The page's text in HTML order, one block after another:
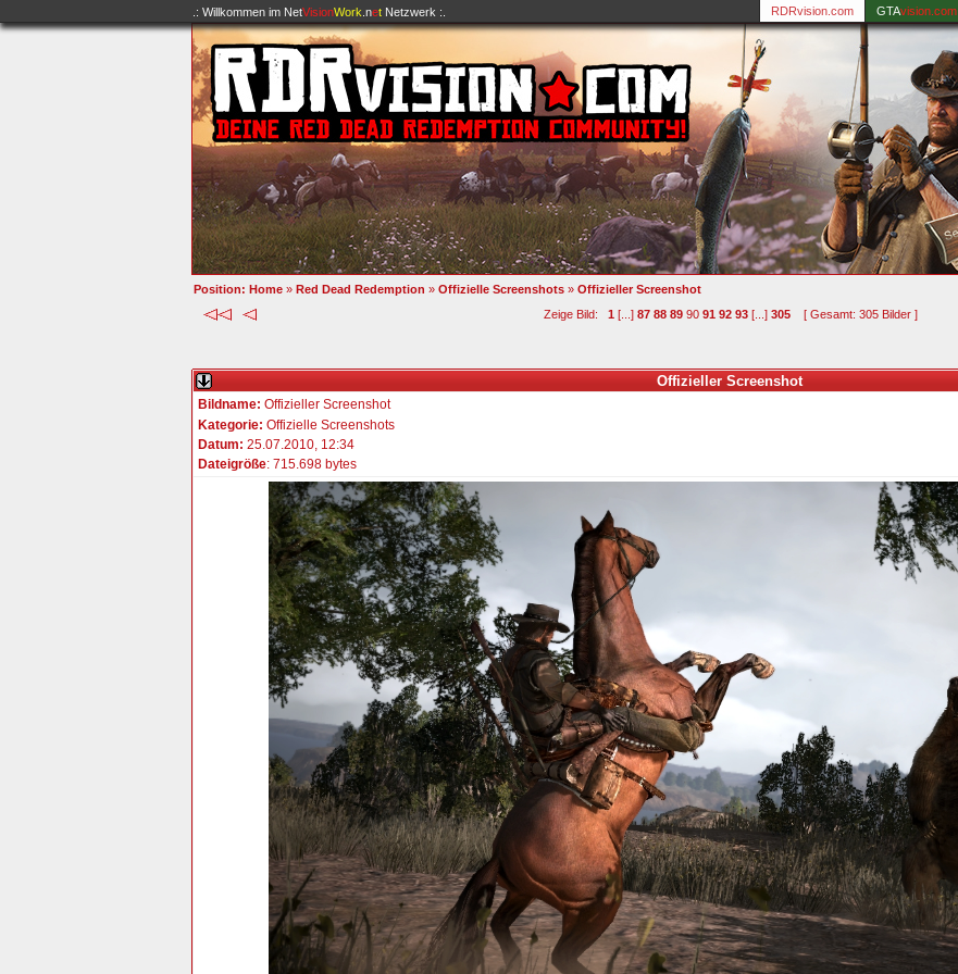
.: Willkommen im NetVisionWork .net Netzwerk :. RDRvision.com GTAvision.com
Position: Home » Red Dead Redemption » Offizielle Screenshots » Offizieller Screenshot
Zeige Bild: 1 [...] 87 88 89 90 91 92 93 [...] 305 [ Gesamt: 305 Bilder ]
Offizieller Screenshot
Bildname: Offizieller Screenshot
Kategorie: Offizielle Screenshots
Datum: 25.07.2010, 12:34
Dateigröße: 715.698 bytes